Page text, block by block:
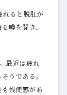
れると脱肛が
噂を聞き、
最近は疲れ
うである。
残便感があ